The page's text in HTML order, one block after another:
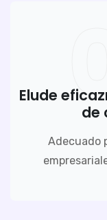
Elude
de
Adecuado